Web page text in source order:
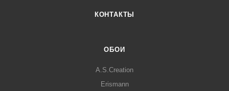
КОНТАКТЫ
ОБОИ
A.S.Creation
Erismann